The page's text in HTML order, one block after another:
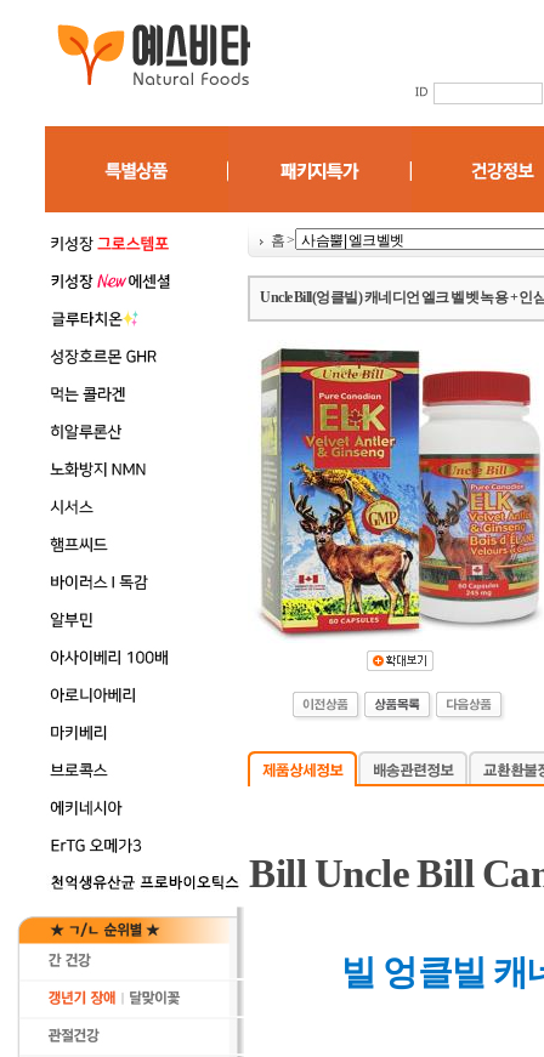
홈>
Uncle Bill(엉클빌) 캐네디언 엘크 벨벳 녹용 + 인
Bill Uncle Bill
빌 엉클빌 캐